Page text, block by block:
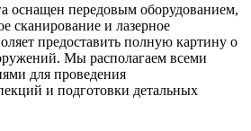
оснащен передовым оборудованием,
сканирование и лазерное
предоставить полную картину о
Мы располагаем всеми
для проведения
и подготовки детальных